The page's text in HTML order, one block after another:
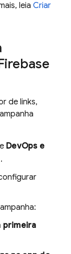
leia Criar
de links,
DevOps e
.
primeira